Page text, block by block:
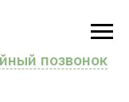
позвонок